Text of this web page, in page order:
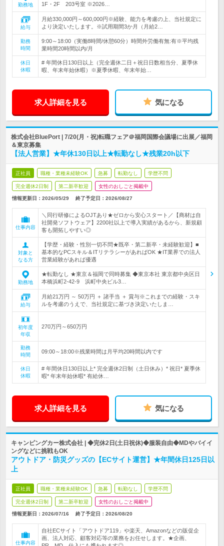
勤務地
1F・2F 203号室 ※2026…
給与
月給330,000円～600,000円※経験、能力を考慮の上、当社規定に
より決定いたします。※試用期間3か月（月給2…
勤務
時間
9:00～18:00（実働8時間/休憩60分）時間外労働有無:有※平均残
業時間20時間以内/月
休日
休暇
# 年間休日130日以上（完全週休二日＋祝日日数相当分、夏季休
暇、年末年始休暇）※夏季休暇、年末年始…
求人詳細を見る 気になる
株式会社BluePort | 7/20(月・祝)転職フェア＠福岡国際会議場に出展／福岡
＆東京募集
【法人営業】★年休130日以上★転勤なし★残業20h以下
正社員 職種・業種未経験OK 急募 転勤なし 学歴不問
完全週休2日制 第二新卒歓迎 女性のおしごと掲載中
情報更新日：2026/05/29 終了予定日： 2026/08/27
仕事内容
＼同行研修によるOJTあり★ゼロから安心スタート／【商材は自
社開発ソフトウェア】2200社以上で導入実績があるから、新規顧
客も開拓しやすい◎
対象と
なる方
【学歴・経験・性別一切不問★既卒・第二新卒・未経験歓迎】■
基本的なPCスキル＆ITリテラシーがあればOK ★IT業界での法人
営業経験があれば優遇
勤務地
★転勤なし ★東京＆福岡で同時募集 ◆東京本社 東京都中央区日
本橋浜町2-42-9 浜町中央ビル3…
給与
月給21万円 ～ 50万円 ＋ 諸手当 ＋ 賞与※これまでの経験・スキ
ルを考慮のうえで、当社規定に基づき決定いたしま…
初年度
年収
270万円～650万円
勤務
時間
09:00～18:00※残業時間は月平均20時間以内です
休日
休暇
# 年間休日130日以上* 完全週休2日制（土日休み）* 祝日* 夏季休
暇* 年末年始休暇* 有給休…
求人詳細を見る 気になる
キャンピングカー株式会社 | ◆完休2日(土日祝休)◆服装自由◆MDやバイイ
ングなどに挑戦もOK
アウトドア・防災グッズの【ECサイト運営】★年間休日125日以
上
正社員 職種・業種未経験OK 急募 転勤なし 学歴不問
完全週休2日制 第二新卒歓迎 女性のおしごと掲載中
情報更新日：2026/07/16 終了予定日： 2026/08/20
仕事内容
自社ECサイト「アウトドア119」や楽天、Amazonなどの販促企
画、法人対応、顧客対応等の業務をお任せします。★企画、